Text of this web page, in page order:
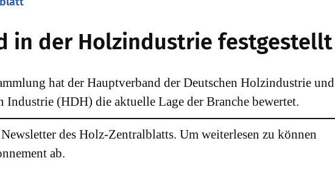
in der Holzindustrie festgestellt
hat der Hauptverband der Deutschen Holzindustrie und
Industrie (HDH) die aktuelle Lage der Branche bewertet.
des Holz-Zentralblatts. Um weiterlesen zu können
ab.